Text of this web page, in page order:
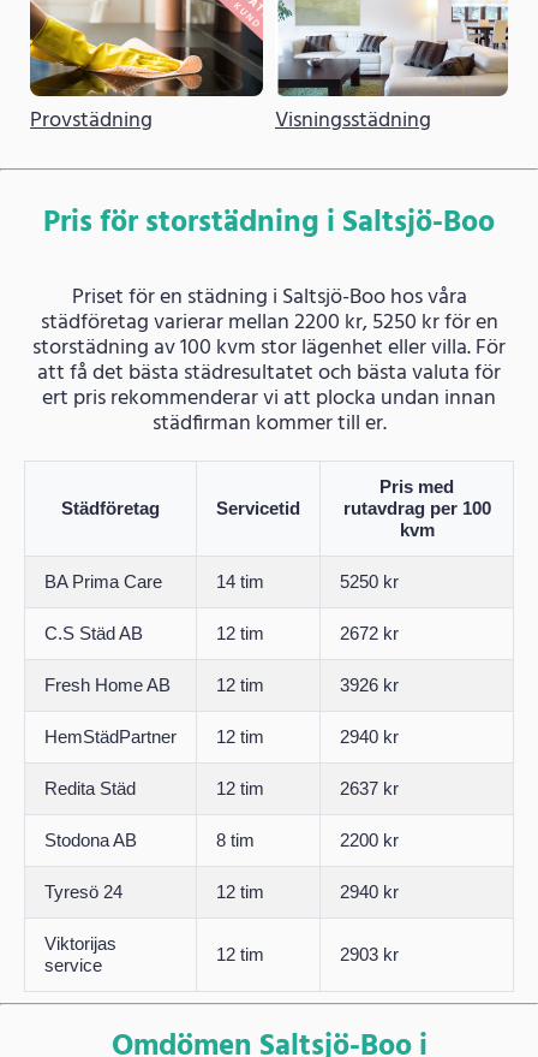
Provstädning Visningsstädning
Pris för storstädning i Saltsjö-Boo
Priset för en städning i Saltsjö-Boo hos våra
städföretag varierar mellan 2200 kr, 5250 kr för en
storstädning av 100 kvm stor lägenhet eller villa. För
att få det bästa städresultatet och bästa valuta för
ert pris rekommenderar vi att plocka undan innan
städfirman kommer till er.
Städföretag Servicetid
Pris med
rutavdrag per 100
kvm
BA Prima Care 14 tim 5250 kr
C.S Städ AB 12 tim 2672 kr
Fresh Home AB 12 tim 3926 kr
HemStädPartner 12 tim 2940 kr
Redita Städ 12 tim 2637 kr
Stodona AB 8 tim 2200 kr
Tyresö 24 12 tim 2940 kr
Viktorijas
service
12 tim 2903 kr
Omdömen Saltsjö-Boo i